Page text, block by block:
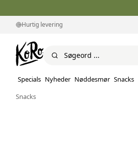
Hurtig levering
Specials Nyheder Nøddesmør Snacks
Snacks